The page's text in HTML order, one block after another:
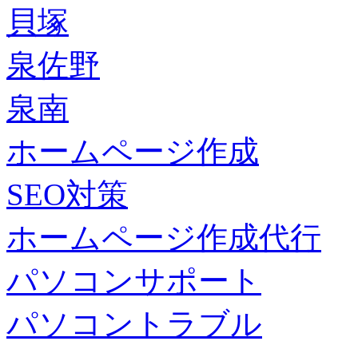
貝塚
泉佐野
泉南
ホームページ作成
SEO対策
ホームページ作成代行
パソコンサポート
パソコントラブル